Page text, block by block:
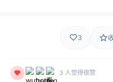
3
3 人觉得很赞